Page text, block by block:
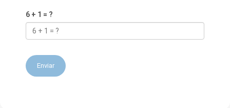
6 + 1 = ?
Enviar